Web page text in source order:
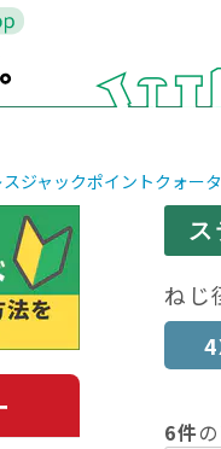
ジャックポイントクォー
ス
ねじ
6件